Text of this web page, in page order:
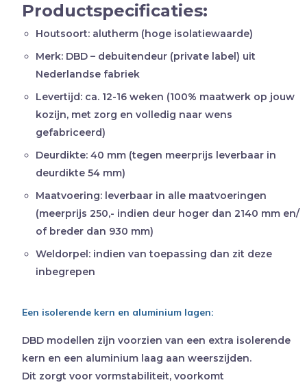
Productspecificaties:
Houtsoort: alutherm (hoge isolatiewaarde)
Merk: DBD – debuitendeur (private label) uit
Nederlandse fabriek
Levertijd: ca. 12-16 weken (100% maatwerk op jouw
kozijn, met zorg en volledig naar wens
gefabriceerd)
Deurdikte: 40 mm (tegen meerprijs leverbaar in
deurdikte 54 mm)
Maatvoering: leverbaar in alle maatvoeringen
(meerprijs 250,- indien deur hoger dan 2140 mm en/
of breder dan 930 mm)
Weldorpel: indien van toepassing dan zit deze
inbegrepen
Een isolerende kern en aluminium lagen:
DBD modellen zijn voorzien van een extra isolerende
kern en een aluminium laag aan weerszijden.
Dit zorgt voor vormstabiliteit, voorkomt